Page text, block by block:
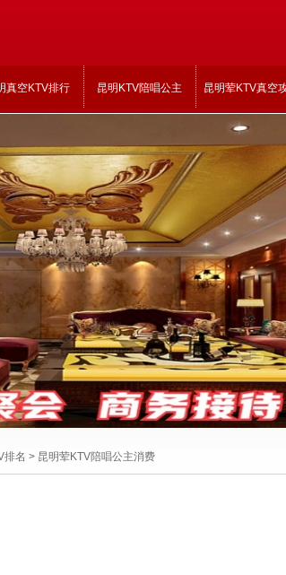
真空KTV排行 昆明KTV陪唱公主 昆明荤KTV真空
排名 > 昆明荤KTV陪唱公主消费